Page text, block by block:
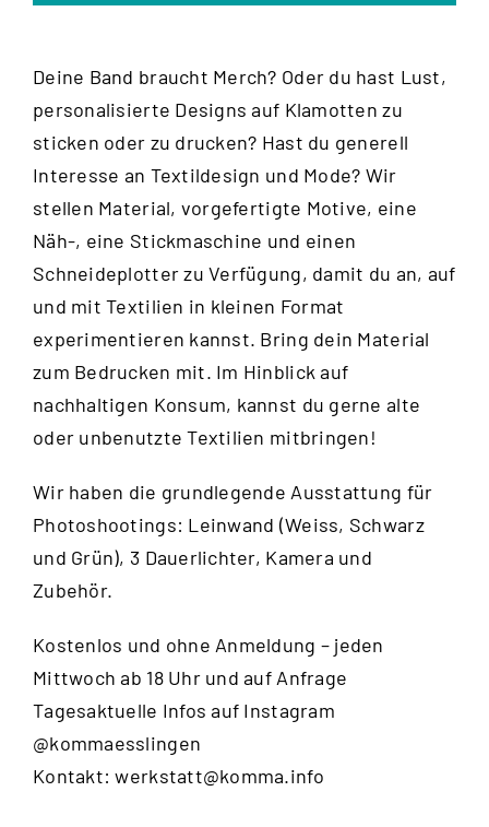
Deine Band braucht Merch? Oder du hast Lust,
personalisierte Designs auf Klamotten zu
sticken oder zu drucken? Hast du generell
Interesse an Textildesign und Mode? Wir
stellen Material, vorgefertigte Motive, eine
Näh-, eine Stickmaschine und einen
Schneideplotter zu Verfügung, damit du an, auf
und mit Textilien in kleinen Format
experimentieren kannst. Bring dein Material
zum Bedrucken mit. Im Hinblick auf
nachhaltigen Konsum, kannst du gerne alte
oder unbenutzte Textilien mitbringen!
Wir haben die grundlegende Ausstattung für
Photoshootings: Leinwand (Weiss, Schwarz
und Grün), 3 Dauerlichter, Kamera und
Zubehör.
Kostenlos und ohne Anmeldung – jeden
Mittwoch ab 18 Uhr und auf Anfrage
Tagesaktuelle Infos auf Instagram
@kommaesslingen
Kontakt:werkstatt@komma.info